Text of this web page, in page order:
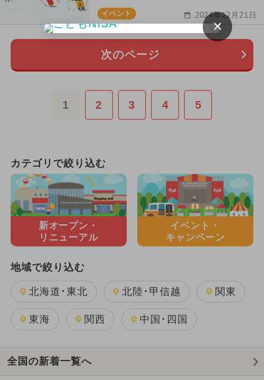
イベント 2024年12月21日
次のページ
1 2 3 4 5
カテゴリで絞り込む
新オープン・
リニューアル
イベント・
キャンペーン
地域で絞り込む
北海道･東北 北陸･甲信越 関東
東海 関西 中国･四国
全国の新着一覧へ
×